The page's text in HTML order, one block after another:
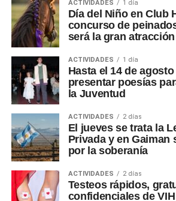
ACTIVIDADES 1 día
Día del Niño en Club
concurso de
será la gran atracción
ACTIVIDADES 1 día
Hasta el 14 de
presentar poesías
la Juventud
ACTIVIDADES 2 días
El jueves se trata la
Privada y en Gaiman
por la soberanía
ACTIVIDADES 2 días
Testeos rápidos,
confidenciales de